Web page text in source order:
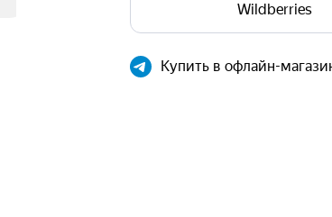
Wildberries
Купить в офлайн-